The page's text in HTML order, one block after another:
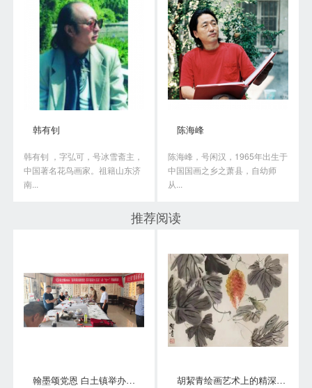
韩有钊
韩有钊 ，字弘可，号冰雪斋主，
中国著名花鸟画家。祖籍山东济
南...
陈海峰
陈海峰，号闲汉，1965年出生于
中国国画之乡之萧县，自幼师
从...
推荐阅读
翰墨颂党恩 白土镇举办书画笔会庆“七一” 胡絜青绘画艺术上的精深造诣从何而来?